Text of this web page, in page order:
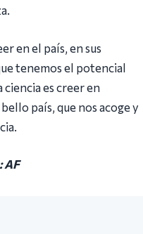
en el país, en sus
tenemos el potencial
ciencia es creer en
país, que nos acoge y
AF